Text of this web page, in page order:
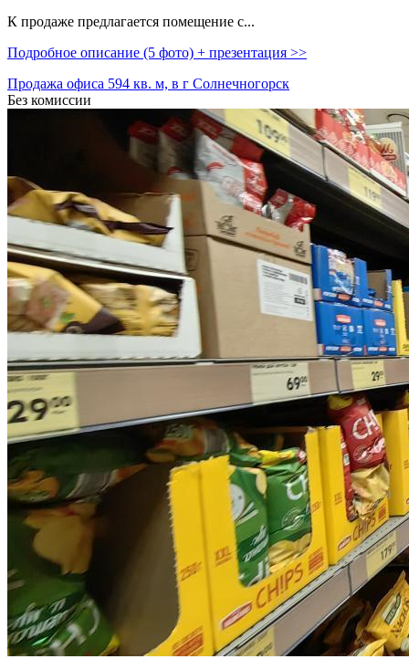
К продаже предлагается помещение с...
Подробное описание (5 фото) + презентация >>
Продажа офиса 594 кв. м, в г Солнечногорск
Без комиссии